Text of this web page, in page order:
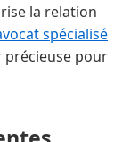
la relation
spécialisé
précieuse pour